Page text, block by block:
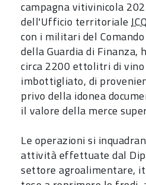
campagna vitivinicola
dell'Ufficio territoriale
con i militari del
della Guardia di Finanza,
circa 2200 ettolitri di vino
imbottigliato, di
privo della idonea
il valore della merce
Le operazioni si
attività effettuate dal
settore agroalimentare,